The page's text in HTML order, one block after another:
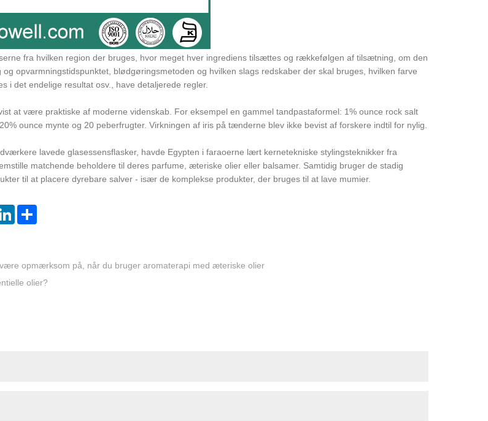
fra hvilken region der bruges, hvor meget hver ingrediens tilsættes og rækkefølgen af ​​tilsætning, om den
opvarmningstidspunktet, blødgøringsmetoden og hvilken slags redskaber der skal bruges, hvilken farve
i det endelige resultat osv., have detaljerede regler.
at være praktiske af moderne videnskab. For eksempel en gammel tandpastaformel: 1% ounce rock salt
ounce mynte og 20 peberfrugter. Virkningen af ​​iris på tænderne blev ikke bevist af forskere indtil for nylig.
lavede glasessensflasker, havde Egypten i faraoerne lært kernetekniske stylingsteknikker fra
matchende beholdere til deres parfume, æteriske olier eller balsamer. Samtidig bruger de stadig
til at placere dyrebare salver - især de komplekse produkter, der bruges til at lave mumier.
LinkedIn
opmærksom på, når du bruger aromaterapi med æteriske olier
olier?